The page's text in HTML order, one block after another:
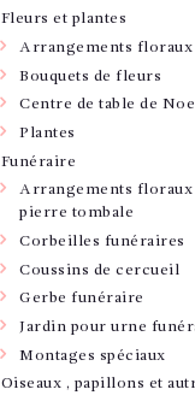
Fleurs et plantes
Arrangements floraux
Bouquets de fleurs
Centre de table de
Plantes
Funéraire
Arrangements floraux
pierre tombale
Corbeilles funéraires
Coussins de cercueil
Gerbe funéraire
Jardin pour urne
Montages spéciaux
Oiseaux , papillons et